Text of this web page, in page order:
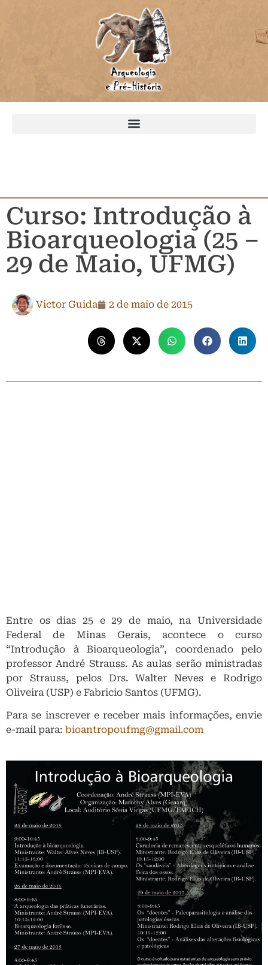
Curso: Introdução à
Bioarqueologia (25 –
29 de Maio, UFMG)
Victor Guida 2 de maio de 2015
Entre os dias 25 e 29 de maio, na Universidade
Federal de Minas Gerais, acontece o curso
“Introdução à Bioarqueologia”, coordenado pelo
professor André Strauss. As aulas serão ministradas
por Strauss, pelos Drs. Walter Neves e Rodrigo
Oliveira (USP) e Fabricio Santos (UFMG).
Para se inscrever e receber mais informações, envie
e-mail para: bioantropoufmg@gmail.com